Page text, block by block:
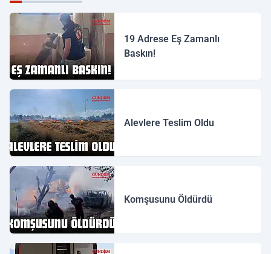
19 Adrese Eş Zamanlı
Baskın!
Alevlere Teslim Oldu
Komşusunu Öldürdü